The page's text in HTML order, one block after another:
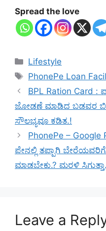
Spread the love
Categories
Lifestyle
Tags
PhonePe Loan
BPL Ration Card
ಜೋಡಣೆ ಮಾಡಿದ ಬಡವರ
ಸೌಲಭ್ಯವೂ ಕಡಿತ.!
PhonePe –
ಪೇನಲ್ಲಿ ತಪ್ಪಾಗಿ
ಮಾಡಬೇಕು.? ಮರಳಿ
Leave a